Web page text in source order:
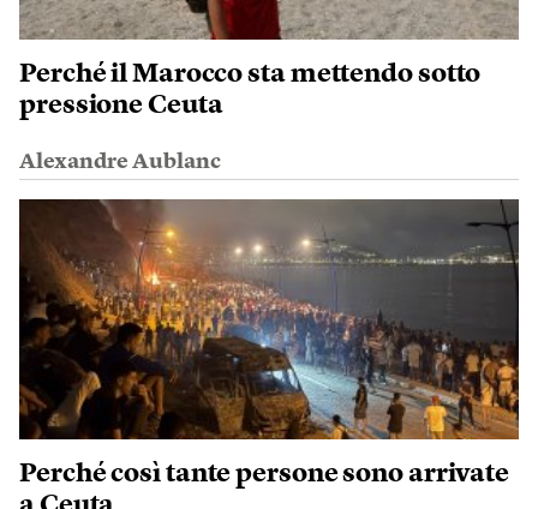
Perché il Marocco sta mettendo sotto
pressione Ceuta
Alexandre Aublanc
Perché così tante persone sono arrivate